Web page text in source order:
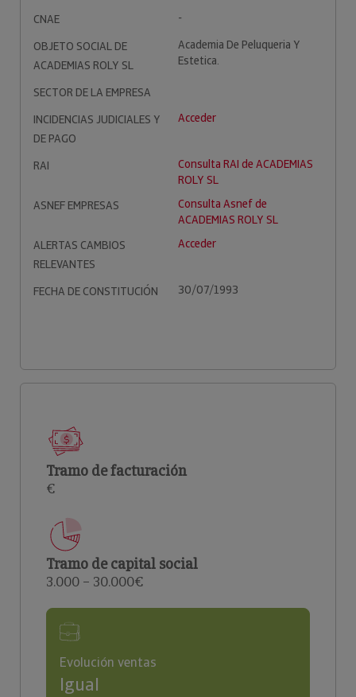
CNAE
-
OBJETO SOCIAL DE
ACADEMIAS ROLY SL
Academia De Peluqueria Y
Estetica.
SECTOR DE LA EMPRESA
INCIDENCIAS JUDICIALES Y
DE PAGO
Acceder
RAI
Consulta RAI de ACADEMIAS
ROLY SL
ASNEF EMPRESAS
Consulta Asnef de
ACADEMIAS ROLY SL
ALERTAS CAMBIOS
RELEVANTES
Acceder
FECHA DE CONSTITUCIÓN 30/07/1993
Tramo de facturación
€
Tramo de capital social
3.000 – 30.000€
Evolución ventas
Igual